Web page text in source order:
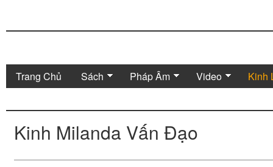
Trang Chủ Sách Pháp Âm Video Kinh
Kinh Milanda Vấn Đạo